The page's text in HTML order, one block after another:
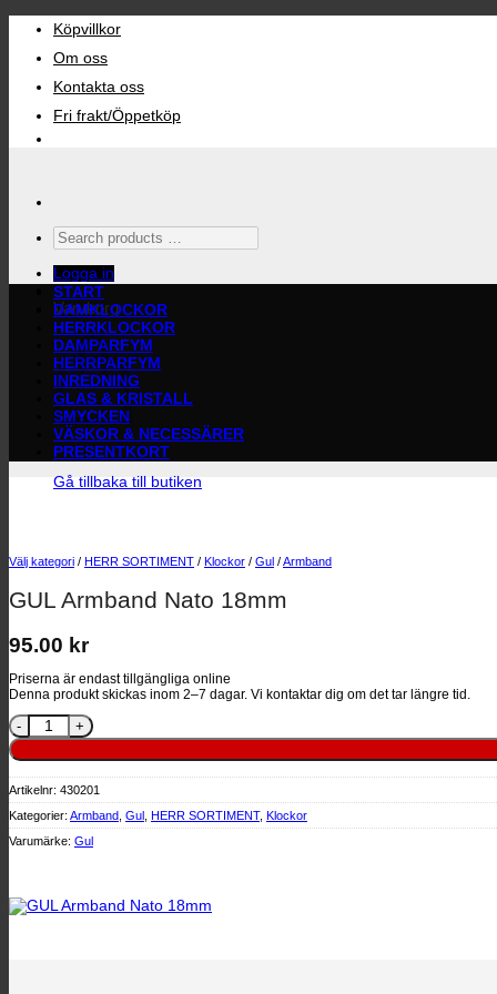
content
Köpvillkor
Om oss
Kontakta oss
Fri frakt/Öppetköp
Search
products
…Logga in
Varukorg
Gå tillbaka till butiken
START
DAMKLOCKOR
HERRKLOCKOR
DAMPARFYM
HERRPARFYM
INREDNING
GLAS & KRISTALL
SMYCKEN
VÄSKOR & NECESSÄRER
PRESENTKORT
Välj kategori / HERR SORTIMENT / Klockor / Gul /Armband
GUL Armband Nato 18mm
95.00 kr
Priserna är endast tillgängliga online
Denna produkt skickas inom 2–7 dagar. Vi kontaktar dig om det tar längre tid.
GUL Armband Nato 18mm mängd
Artikelnr: 430201
Kategorier: Armband Gul HERR SORTIMENT, Klockor
Varumärke: Gul